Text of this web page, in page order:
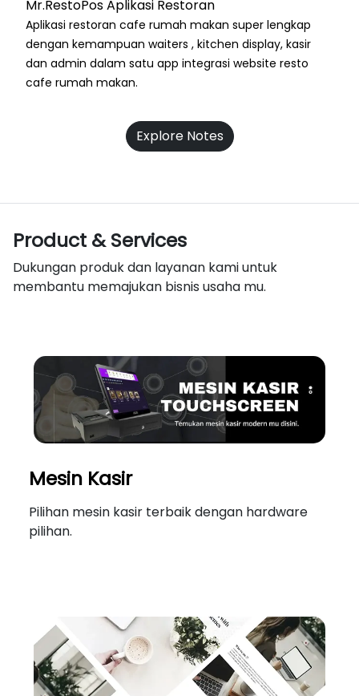
Mr.RestoPos Aplikasi Restoran
Aplikasi restoran cafe rumah makan super lengkap
dengan kemampuan waiters , kitchen display, kasir
dan admin dalam satu app integrasi website resto
cafe rumah makan.
Explore Notes
Product & Services
Dukungan produk dan layanan kami untuk
membantu memajukan bisnis usaha mu.
Mesin Kasir
Pilihan mesin kasir terbaik dengan hardware
pilihan.